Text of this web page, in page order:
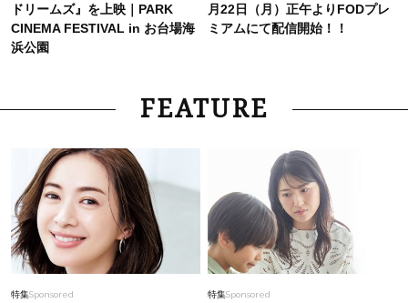
ドリームズ』を上映｜PARK
CINEMA FESTIVAL in お台場海
浜公園
月22日（月）正午よりFODプレ
ミアムにて配信開始！！
FEATURE
特集Sponsored 特集Sponsored